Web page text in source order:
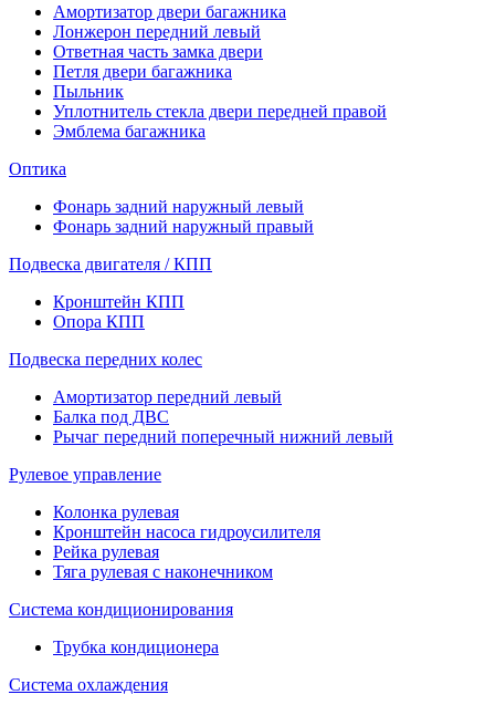
Амортизатор двери багажника
Лонжерон передний левый
Ответная часть замка двери
Петля двери багажника
Пыльник
Уплотнитель стекла двери передней правой
Эмблема багажника
Оптика
Фонарь задний наружный левый
Фонарь задний наружный правый
Подвеска двигателя / КПП
Кронштейн КПП
Опора КПП
Подвеска передних колес
Амортизатор передний левый
Балка под ДВС
Рычаг передний поперечный нижний левый
Рулевое управление
Колонка рулевая
Кронштейн насоса гидроусилителя
Рейка рулевая
Тяга рулевая с наконечником
Система кондиционирования
Трубка кондиционера
Система охлаждения